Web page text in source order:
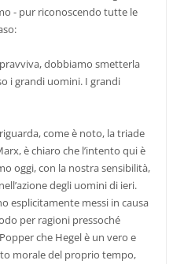
- pur riconoscendo tutte le
dobbiamo smetterla
i grandi uomini. I grandi
come è noto, la triade
è chiaro che l’intento qui è
oggi, con la nostra sensibilità,
degli uomini di ieri.
esplicitamente messi in causa
per ragioni pressoché
che Hegel è un vero e
morale del proprio tempo,